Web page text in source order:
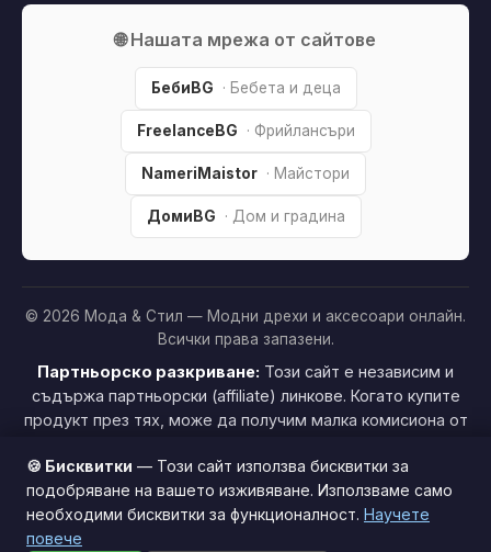
🌐 Нашата мрежа от сайтове
БебиBG · Бебета и деца
FreelanceBG · Фрийлансъри
NameriMaistor · Майстори
ДомиBG · Дом и градина
© 2026 Мода & Стил — Модни дрехи и аксесоари онлайн.
Всички права запазени.
Партньорско разкриване: Този сайт е независим и
съдържа партньорски (affiliate) линкове. Когато купите
продукт през тях, може да получим малка комисиона от
ни помага да поддържаме сайта безплатен.
печелим »
Този сайт използва бисквитки за по-добро потребителско
🍪 Бисквитки — Този сайт използва бисквитки за
подобряване на вашето изживяване. Използваме само
необходими бисквитки за функционалност. Научете
повече